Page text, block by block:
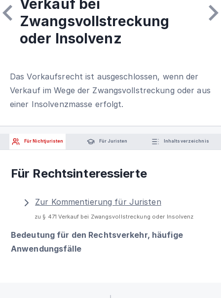
Verkauf bei
Zwangsvollstreckung
oder Insolvenz
Das Vorkaufsrecht ist ausgeschlossen, wenn der
Verkauf im Wege der Zwangsvollstreckung oder aus
einer Insolvenzmasse erfolgt.
Für Nichtjuristen Für Juristen Inhaltsverzeichnis
Für Rechtsinteressierte
Zur Kommentierung für Juristen
zu § 471 Verkauf bei Zwangsvollstreckung oder Insolvenz
Bedeutung für den Rechtsverkehr, häufige
Anwendungsfälle